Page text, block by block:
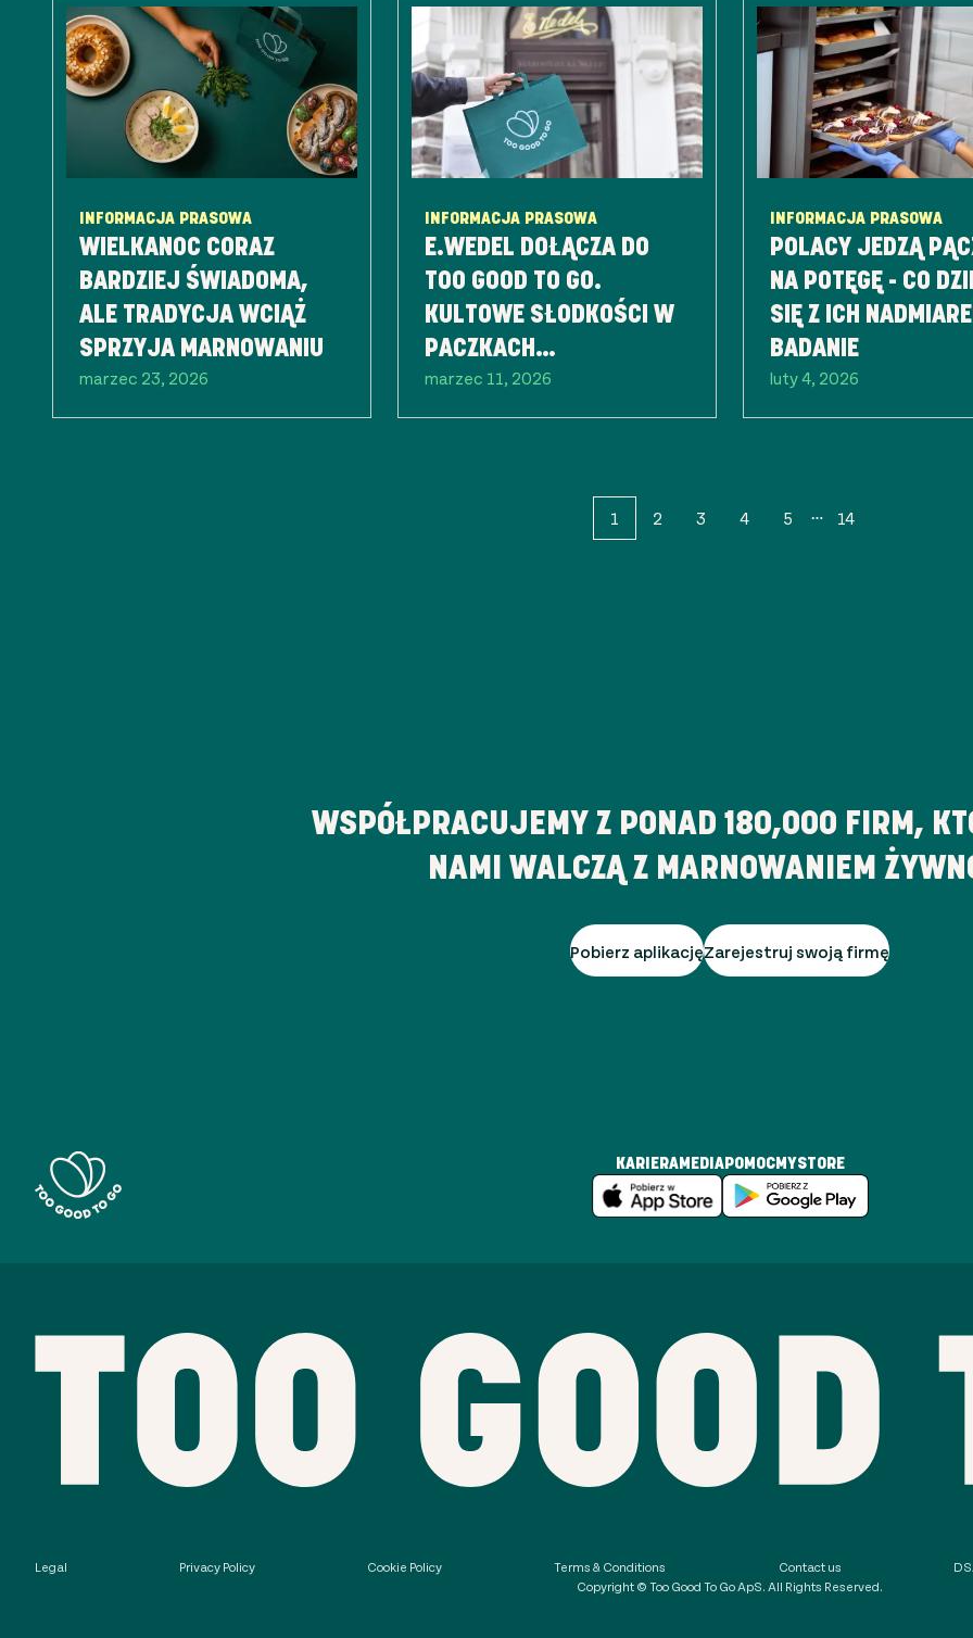
INFORMACJA PRASOWA
WIELKANOC CORAZ
BARDZIEJ ŚWIADOMA,
ALE TRADYCJA WCIĄŻ
SPRZYJA MARNOWANIU
marzec 23, 2026
INFORMACJA PRASOWA
E.WEDEL DOŁĄCZA DO
TOO GOOD TO GO.
KULTOWE SŁODKOŚCI W
PACZKACH
NIESPODZIANKACH
marzec 11, 2026
INFORMACJA PRASOWA
POLACY JEDZĄ
NA POTĘGĘ - CO
SIĘ Z ICH
BADANIE
luty 4, 2026
1 2 3 4 5 14
WSPÓŁPRACUJEMY Z PONAD 180,000 FIRM,
NAMI WALCZĄ Z MARNOWANIEM
Pobierz aplikacjęZarejestruj swoją firmę
KARIERA MEDIA POMOCMYSTORE
Legal Privacy Policy Cookie Policy Terms & Conditions Contact us
Copyright © Too Good To Go ApS. All Rights Reserved.